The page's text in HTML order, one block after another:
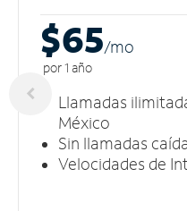
$65/mo
por 1 año
Llamadas
México
Sin llamadas
Velocidades de